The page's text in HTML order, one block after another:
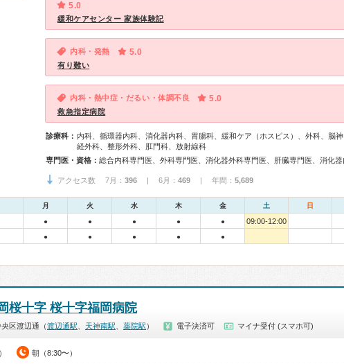
5.0
緩和ケアセンター 家族体験記
内科・発熱 5.0
有り難い
内科・熱中症・だるい・体調不良 5.0
救急指定病院
診療科： 内科、循環器内科、消化器内科、胃腸科、緩和ケア（ホスピス）、外科、脳神
経外科、整形外科、肛門科、放射線科
専門医・資格：
アクセス数 7月： 396 | 6月： 469 | 年間： 5,689
月 火 水 木 金 土 日
● ● ● ● ● 09:00-12:00
● ● ● ● ●
桜十字 桜十字福岡病院
区渡辺通（渡辺通駅 天神南駅 薬院駅 ） 電子決済可 マイナ受付 (スマホ可)
朝（8:30〜）